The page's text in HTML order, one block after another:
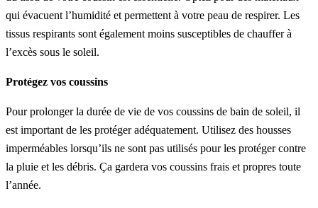
qui évacuent l’humidité et permettent à votre peau de respirer. Les
tissus respirants sont également moins susceptibles de chauffer à
l’excès sous le soleil.
Protégez vos coussins
Pour prolonger la durée de vie de vos coussins de bain de soleil, il
est important de les protéger adéquatement. Utilisez des housses
imperméables lorsqu’ils ne sont pas utilisés pour les protéger contre
la pluie et les débris. Ça gardera vos coussins frais et propres toute
l’année.